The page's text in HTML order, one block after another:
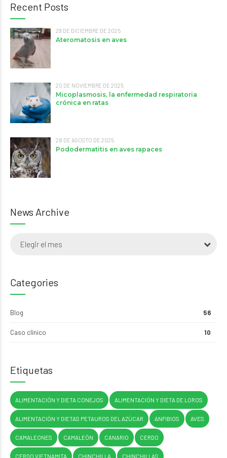
Recent Posts
29 DE DICIEMBRE DE 2025
Ateromatosis en aves
20 DE NOVIEMBRE DE 2025
Micoplasmosis, la enfermedad respiratoria
crónica en ratas
28 DE AGOSTO DE 2025
Pododermatitis en aves rapaces
News Archive
Elegir el mes
Categories
Blog 56
Caso clínico 10
Etiquetas
ALIMENTACIÓN Y DIETA CONEJOS ALIMENTACIÓN Y DIETA DE LOROS
ALIMENTACIÓN Y DIETAS PETAUROS DEL AZÚCAR ANFIBIOS AVES
CAMALEONES CAMALEÓN CANARIO CERDO
CERDO VIETNAMITA CHINCHILLA CHINCHILLAS